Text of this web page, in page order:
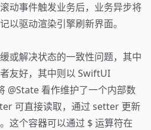
动事件触发业务后，业务异步将
以驱动渲染引擎刷新界面。
或解决状态的一致性问题，其中
友好，其中则以 SwiftUI
@State 看作维护了一个内部数
可直接读取，通过 setter 更新
这个容器可以通过 $ 运算符在